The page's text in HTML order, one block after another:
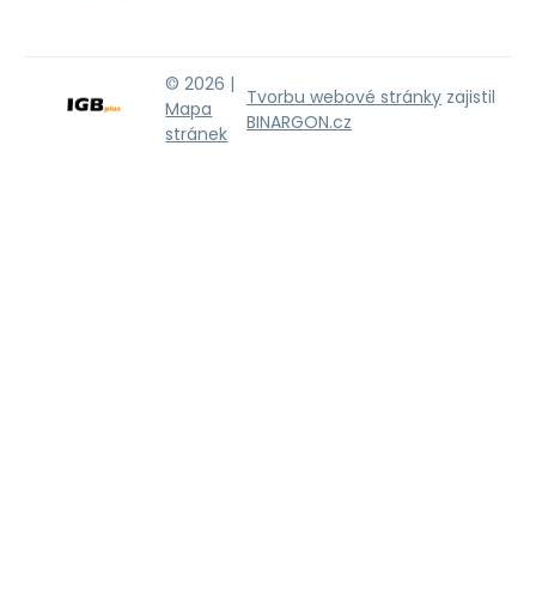
© 2026 |
Mapa
stránek
Tvorbu webové stránky zajistil
BINARGON.cz